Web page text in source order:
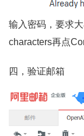
输入密码，要求
characters再点
四，验证邮箱